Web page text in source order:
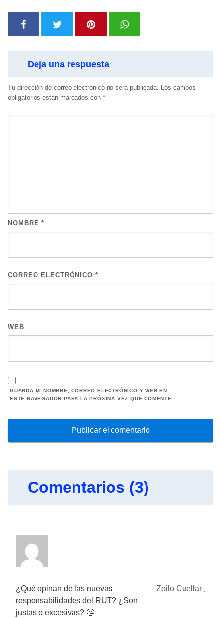
Deja una respuesta
Tu dirección de correo electrónico no será publicada. Los campos
obligatorios están marcados con *
NOMBRE *
CORREO ELECTRÓNICO *
WEB
GUARDA MI NOMBRE, CORREO ELECTRÓNICO Y WEB EN
ESTE NAVEGADOR PARA LA PRÓXIMA VEZ QUE COMENTE.
Comentarios (3)
Zoilo Cuellar ,
¿Qué opinan de las nuevas
responsabilidades del RUT? ¿Son
justas o excesivas? 🤔